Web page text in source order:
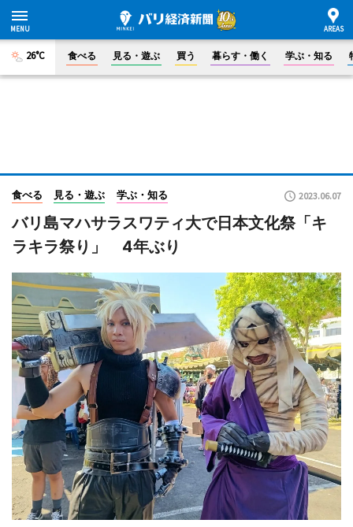
26°C 食べる 見る・遊ぶ 買う 暮らす・働く 学ぶ・知る
食べる 見る・遊ぶ 学ぶ・知る 2023.06.07
バリ島マハサラスワティ大で日本文化祭「キ
ラキラ祭り」 4年ぶり